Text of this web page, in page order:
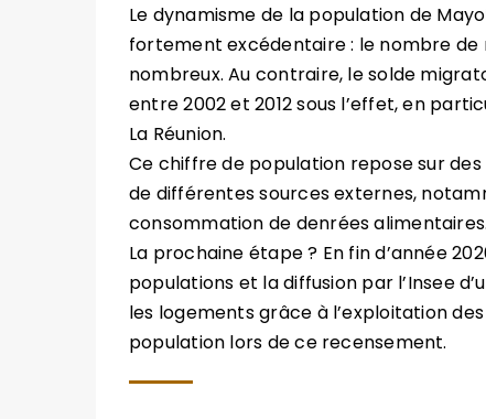
Le dynamisme de la population de
fortement excédentaire : le nombre de
nombreux. Au contraire, le solde
entre 2002 et 2012 sous l’effet, en
La Réunion.
Ce chiffre de population repose sur
de différentes sources externes,
consommation de denrées alimentaires.
La prochaine étape ? En fin d’année
populations et la diffusion par l’Insee
les logements grâce à l’exploitation
population lors de ce recensement.